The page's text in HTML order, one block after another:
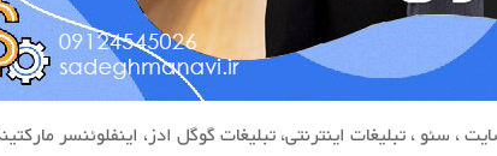
سئو ، تبلیغات اینترنتی، تبلیغات گوگل ادز، اینفلوئنسر